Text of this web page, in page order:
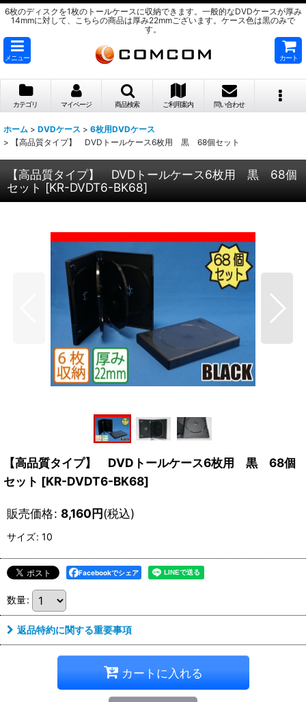
6枚のディスクを1枚のトールケースに収納できます。一般的なDVDケースが厚み
14mmに対して、こちらの商品は厚み22mmございます。ケース色は黒のみで
す。
メニュー カート
カテゴリ マイページ 商品検索 ご利用案内 問い合わせ
ホーム > DVDケース > 6枚用DVDケース
>
【高品質タイプ】 DVDトールケース6枚用 黒 68個セット
【高品質タイプ】 DVDトールケース6枚用 黒 68個
セット [KR-DVDT6-BK68]
【高品質タイプ】 DVDトールケース6枚用 黒 68個
セット [KR-DVDT6-BK68]
販売価格: 8,160円(税込)
サイズ: 10
Facebookでシェア
数量:
返品特約に関する重要事項
カートに入れる